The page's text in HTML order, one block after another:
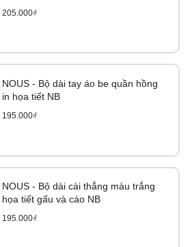
205.000₫
NOUS - Bộ dài tay áo be quần hồng
in họa tiết NB
195.000₫
NOUS - Bộ dài cài thẳng màu trắng
họa tiết gấu và cáo NB
195.000₫